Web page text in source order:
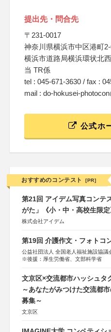
提出先・問合先
〒231-0017
神奈川県横浜市中区港町
横浜市道路局横浜環状北
当 TR係
tel : 045-671-3630 / fax :
mail : do-hokusei-
公式ホ
おすすめのコンテスト [PR]
第21回 アイデム写真コンテ
がた」《小・中・高校生限定
株式会社アイデム
第19回 介護作文・フォトコ
公益社団法人 全国老人福祉施設協議
※後援：厚生労働省、文部科学省
文京区×交流都市ハッシュタ
～あなたがみつけた交流都
募集～
文京区